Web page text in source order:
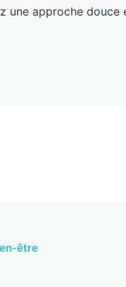
une approche
être